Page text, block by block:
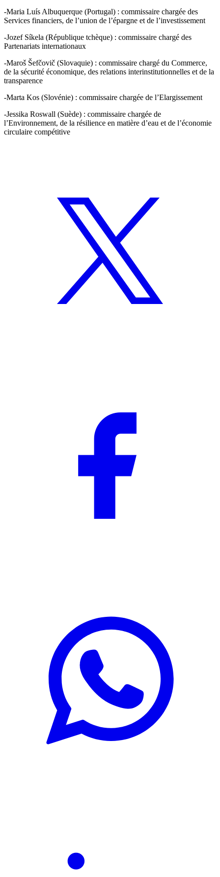
-Maria Luís Albuquerque (Portugal) : commissaire chargée des
Services financiers, de l’union de l’épargne et de l’investissement
-Jozef Síkela (République tchèque) : commissaire chargé des
Partenariats internationaux
-Maroš Šefčovič (Slovaquie) : commissaire chargé du Commerce,
de la sécurité économique, des relations interinstitutionnelles et de la
transparence
-Marta Kos (Slovénie) : commissaire chargée de l’Elargissement
-Jessika Roswall (Suède) : commissaire chargée de
l’Environnement, de la résilience en matière d’eau et de l’économie
circulaire compétitive